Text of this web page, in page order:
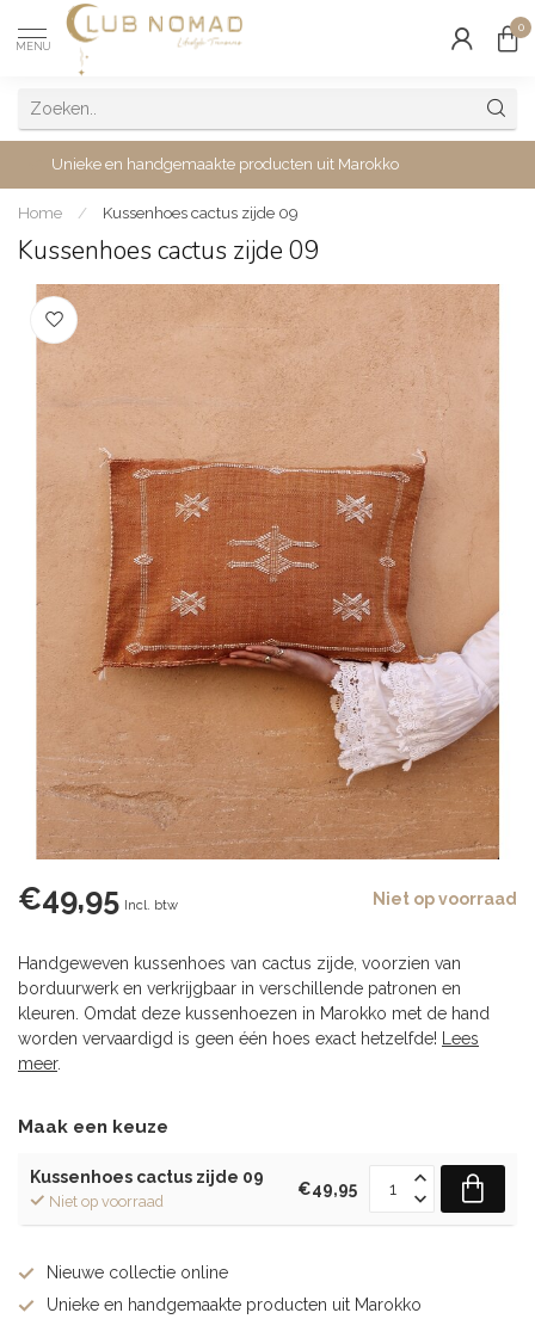
MENU
0
Unieke en handgemaakte producten uit Marokko
Home / Kussenhoes cactus zijde 09
Kussenhoes cactus zijde 09
€49,95 Incl. btw Niet op voorraad
Handgeweven kussenhoes van cactus zijde, voorzien van
borduurwerk en verkrijgbaar in verschillende patronen en
kleuren. Omdat deze kussenhoezen in Marokko met de hand
worden vervaardigd is geen één hoes exact hetzelfde! Lees
meer.
Maak een keuze
Kussenhoes cactus zijde 09
Niet op voorraad
€49,95
Nieuwe collectie online
Unieke en handgemaakte producten uit Marokko